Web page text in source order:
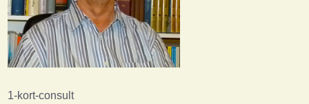
1-kort-consult